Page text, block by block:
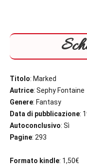
Titolo: Marked
Autrice: Sephy Fontaine
Genere: Fantasy
Data di pubblicazione:
Autoconclusivo: Sì
Pagine: 293
Formato kindle: 1,50€